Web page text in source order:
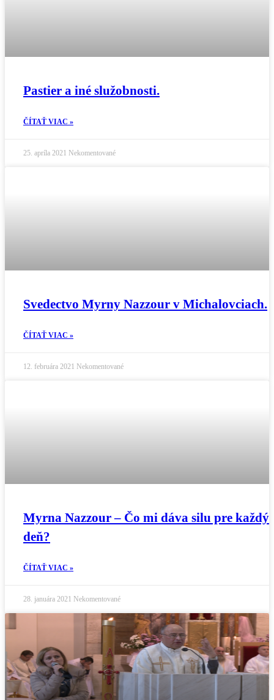
Pastier a iné služobnosti.
ČÍTAŤ VIAC »
25. apríla 2021 Nekomentované
Svedectvo Myrny Nazzour v Michalovciach.
ČÍTAŤ VIAC »
12. februára 2021 Nekomentované
Myrna Nazzour – Čo mi dáva silu pre každý
deň?
ČÍTAŤ VIAC »
28. januára 2021 Nekomentované